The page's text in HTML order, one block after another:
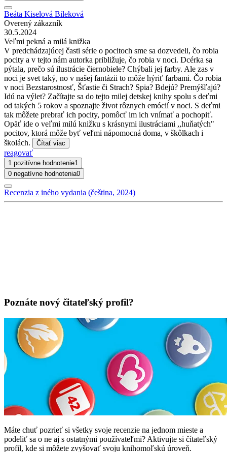
Beáta Kiselová Bileková
Overený zákazník
30.5.2024
Veľmi pekná a milá knižka
V predchádzajúcej časti série o pocitoch sme sa dozvedeli, čo robia
pocity a v tejto nám autorka približuje, čo robia v noci. Dcérka sa
pýtala, prečo sú ilustrácie čiernobiele? Chýbali jej farby. Ale zas v
noci je svet taký, no v našej fantázii to môže hýriť farbami. Čo robia
v noci Bezstarostnosť, Šťastie či Strach? Spia? Bdejú? Premýšľajú?
Idú na výlet? Začítajte sa do tejto milej detskej knihy spolu s deťmi
od takých 5 rokov a spoznajte život rôznych emócií v noci. S deťmi
tak môžete prebrať ich pocity, pomôcť im ich vnímať a pochopiť.
Opäť ide o veľmi milú knižku s krásnymi ilustráciami ,,huňatých"
pocitov, ktorá môže byť veľmi nápomocná doma, v škôlkach i
školách.
Čítať viac
reagovať
1 pozitívne hodnotenie1
0 negatívne hodnotenia0
Recenzia z iného vydania (čeština, 2024)
Poznáte nový čitateľský profil?
Máte chuť pozrieť si všetky svoje recenzie na jednom mieste a
podeliť sa o ne aj s ostatnými používateľmi? Aktivujte si čítateľský
profil, kde si môžete zvyšovať svoju knihomoľskú úroveň.